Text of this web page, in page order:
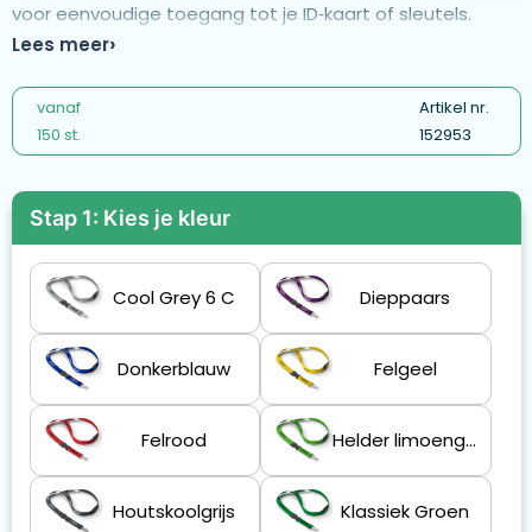
voor eenvoudige toegang tot je ID‑kaart of sleutels.
Gemaakt van polyester met ingeweven reflecterende
de andere clipopties. Het polyester lint van ca. 80 + 12 cm
wordt bedrukt met jouw Pantone‑kleurige
logo‑ontwerpen aan één of beide zijden. - ML1022-Safety
breakaway
Lees meer
vanaf
150 st.
Artikel nr.
152953
Stap 1: Kies je kleur
Cool Grey 6 C Dieppaars
Donkerblauw Felgeel
Felrood Helder limoengroen
Houtskoolgrijs Klassiek Groen